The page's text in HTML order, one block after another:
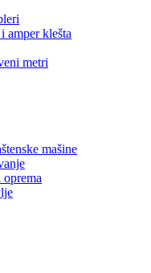
amper klešta
metri
mašine
oprema